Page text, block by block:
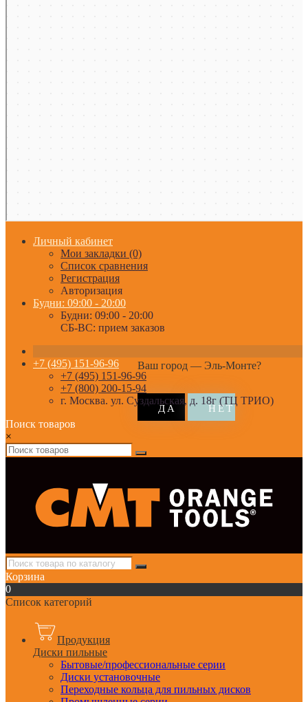
Личный кабинет
Мои закладки (0)
Список сравнения
Регистрация
Авторизация
Будни: 09:00 - 20:00
Будни: 09:00 - 20:00
СБ-ВС: прием заказов
Ваш город — Эль-Монте?
+7 (495) 151-96-96
+7 (495) 151-96-96
+7 (800) 200-15-94
г. Москва. ул. Суздальская, д. 18г (ТЦ ТРИО)
Поиск товаров
×
Корзина
0
Список категорий
Продукция
Диски пильные
Бытовые/профессиональные серии
Диски установочные
Переходные кольца для пильных дисков